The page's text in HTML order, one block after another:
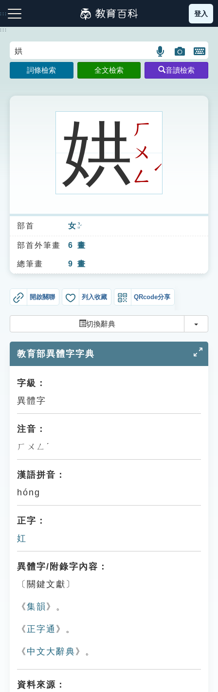
到
主
:::
注音索引圖示 筆畫索引圖示 部首索引表圖示
索引選單
知識索引
單字索引
貓頭鷹博士
登入
:::
語
言
搜
示
圖
片
搜
開
鍵
圖
詞條檢索 全文檢索 音讀檢索
娂ㄏ
ㄨ
ㄥ
ˊ
部首 女 ㄋㄩˇ
部首外筆畫 6 畫
總筆畫 9 畫
開啟關聯 列入收藏 QRcode分享
切換辭典 切換
教育部異體字字典
字級：
異體字
注音：
ㄏㄨㄥˊ
漢語拼音：
hóng
正字：
妅
異體字/附錄字內容：
〔關鍵文獻〕
《集韻 》。
《 正字通 》。
《 中文大辭典 》。
資料來源：